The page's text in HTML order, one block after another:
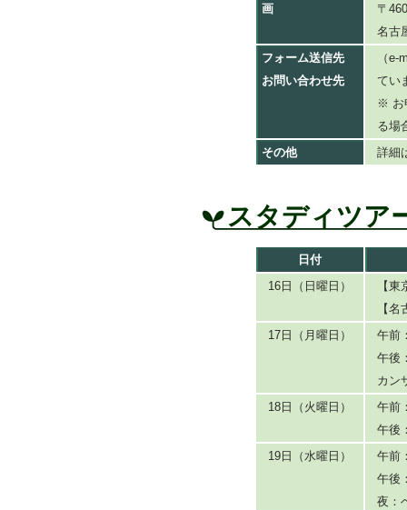
画
〒
名古
フォーム送信先
お問い合わせ先
（
てい
※ お
る場
その他
詳細
スタディツア
日付
16日（日曜日）
【
【
17日（月曜日）
午前
午後
カン
18日（火曜日）
午前
午後
19日（水曜日）
午前
午後
夜：